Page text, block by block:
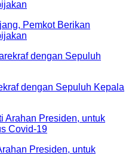
Pemkot Berikan
dengan Sepuluh Kepala
Presiden, untuk